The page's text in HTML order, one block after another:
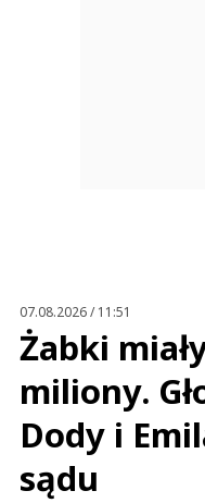
07.08.2026 / 11:51
Żabki
miliony.
Dody i
sądu